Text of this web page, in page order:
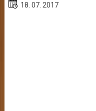
18. 07. 2017